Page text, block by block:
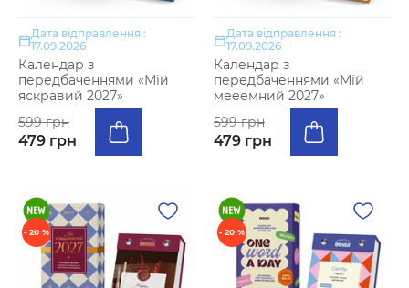
Дата відправлення :
17.09.2026
Календар з
передбаченнями «Мій
яскравий 2027»
599 грн
479 грн
Дата відправлення :
17.09.2026
Календар з
передбаченнями «Мій
мееемний 2027»
599 грн
479 грн
- 20 % - 20 %